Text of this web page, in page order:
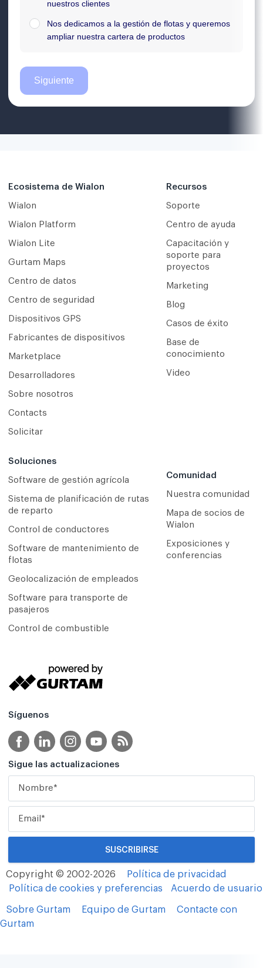
Ecosistema de Wialon
Wialon
Wialon Platform
Wialon Lite
Gurtam Maps
Centro de datos
Centro de seguridad
Dispositivos GPS
Fabricantes de dispositivos
Marketplace
Desarrolladores
Sobre nosotros
Contacts
Solicitar
Soluciones
Software de gestión agrícola
Sistema de planificación de rutas
de reparto
Сontrol de conductores
Software de mantenimiento de
flotas
Geolocalización de empleados
Software para transporte de
pasajeros
Control de combustible
Recursos
Soporte
Centro de ayuda
Capacitación y
soporte para
proyectos
Marketing
Blog
Casos de éxito
Base de
conocimiento
Video
Comunidad
Nuestra comunidad
Mapa de socios de
Wialon
Exposiciones y
conferencias
Síguenos
Sigue las actualizaciones
Copyright © 2002-2026
Política de privacidad
Política de cookies y preferencias
Acuerdo de usuario
Sobre Gurtam Equipo de Gurtam
Contacte con
Gurtam